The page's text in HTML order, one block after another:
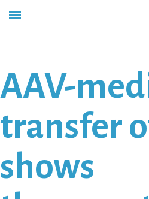
AAV-
transfer
shows